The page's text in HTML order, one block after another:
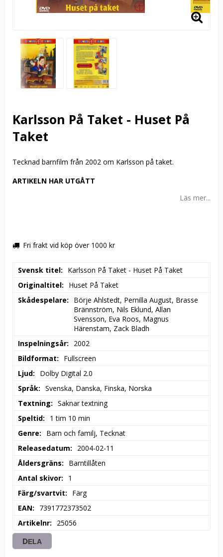
Karlsson På Taket - Huset På
Taket
Tecknad barnfilm från 2002 om Karlsson på taket.
ARTIKELN HAR UTGÅTT
Läs mer...
Fri frakt vid köp över 1000 kr
Svensk titel
Karlsson På Taket - Huset På Taket
Originaltitel
Huset På Taket
Skådespelare
Börje Ahlstedt, Pernilla August, Brasse
Brännström, Nils Eklund, Allan
Svensson, Eva Roos, Magnus
Härenstam, Zack Bladh
Inspelningsår
2002
Bildformat
Fullscreen
Ljud
Dolby Digital 2.0
Språk
Svenska, Danska, Finska, Norska
Textning
Saknar textning
Speltid
1 tim 10 min
Genre
Barn och familj, Tecknat
Releasedatum
2004-02-11
Åldersgräns
Barntillåten
Antal skivor
1
Färg/svartvit
Färg
EAN
7391772373502
Artikelnr
25056
DELA